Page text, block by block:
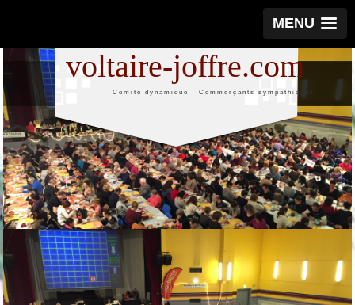
MENU
voltaire-joffre.com
Comité dynamique - Commerçants sympathiques